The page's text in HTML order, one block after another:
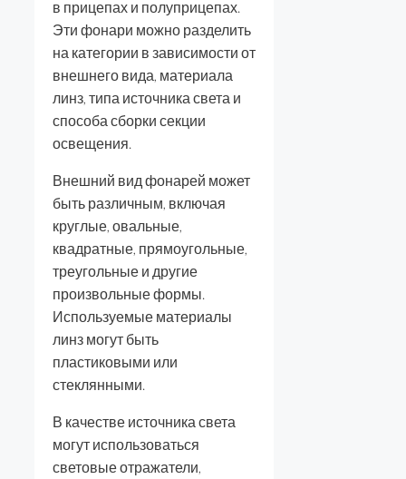
в прицепах и полуприцепах.
Эти фонари можно разделить
на категории в зависимости от
внешнего вида, материала
линз, типа источника света и
способа сборки секции
освещения.
Внешний вид фонарей может
быть различным, включая
круглые, овальные,
квадратные, прямоугольные,
треугольные и другие
произвольные формы.
Используемые материалы
линз могут быть
пластиковыми или
стеклянными.
В качестве источника света
могут использоваться
световые отражатели,